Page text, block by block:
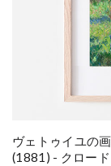
ヴェトゥイユの
(1881) - クロー